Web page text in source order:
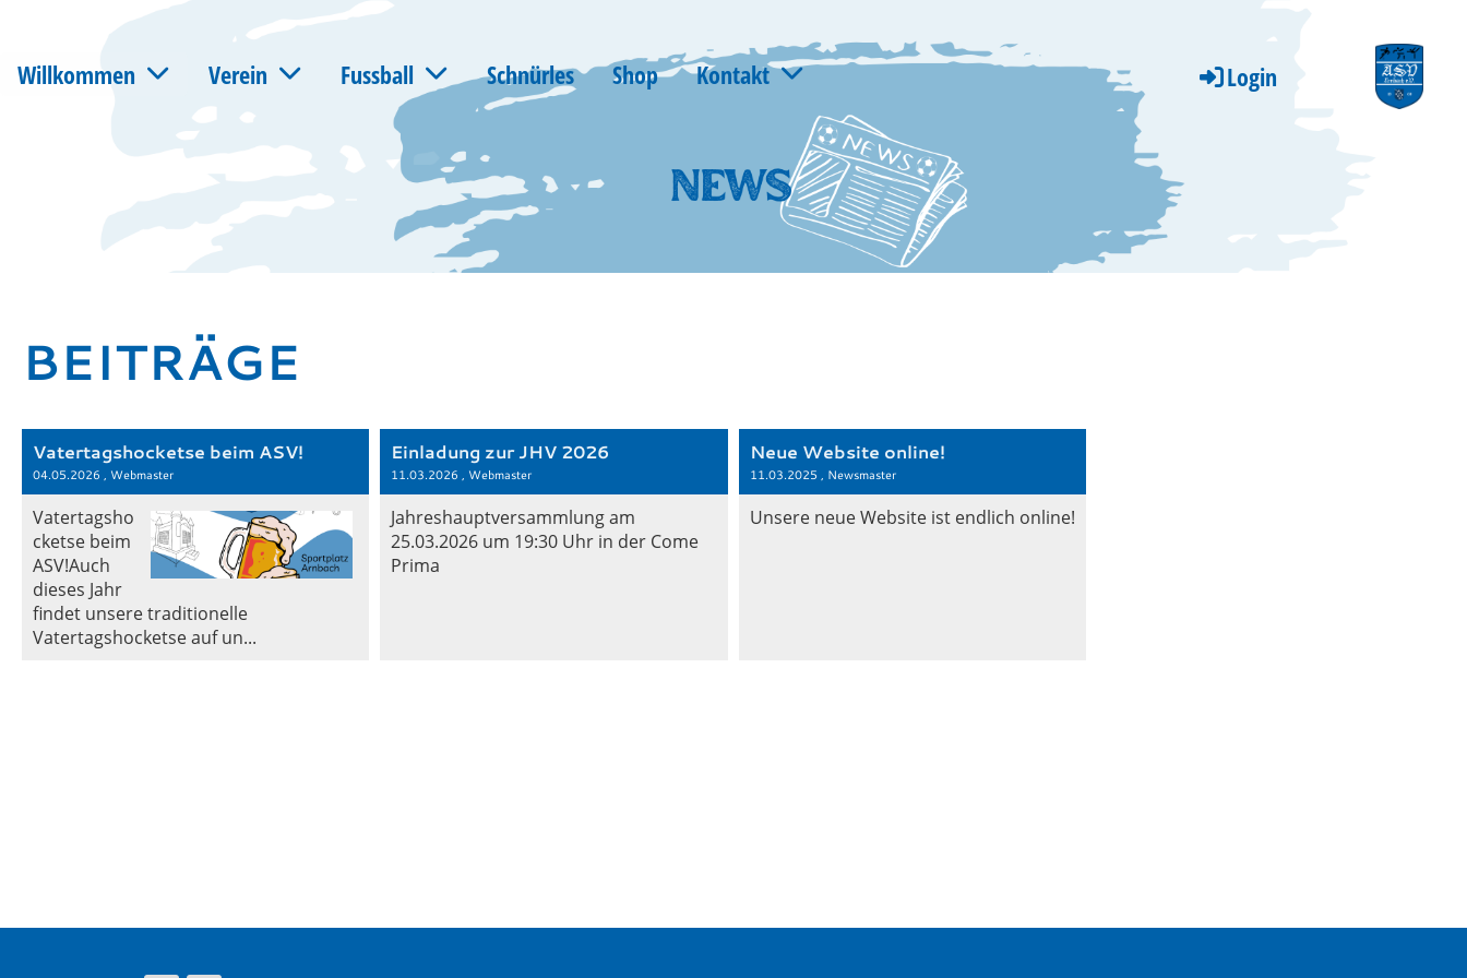
Willkommen Verein Fussball Schnürles Shop Kontakt Login
BEITRÄGE
Vatertagshocketse beim ASV!
04.05.2026 , Webmaster
Vatertagsho
cketse beim
ASV!Auch
dieses Jahr
findet unsere traditionelle
Vatertagshocketse auf un...
Einladung zur JHV 2026
11.03.2026 , Webmaster
Jahreshauptversammlung am
25.03.2026 um 19:30 Uhr in der Come
Prima
Neue Website online!
11.03.2025 , Newsmaster
Unsere neue Website ist endlich online!